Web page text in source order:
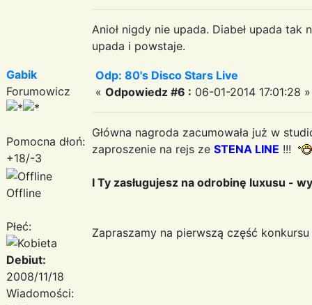
Anioł nigdy nie upada. Diabeł upada
upada i powstaje.
Gabik
Forumowicz
Pomocna dłoń:
+18/-3
Offline
Płeć:
Debiut:
2008/11/18
Wiadomości:
Odp: 80's Disco Stars Live
« Odpowiedz #6 : 06-01-2014 17:01:28 »
Główna nagroda zacumowała już w
zaproszenie na rejs ze STENA LINE !!!
I Ty zasługujesz na odrobinę luxusu -
Zapraszamy na pierwszą część